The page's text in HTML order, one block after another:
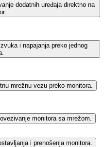
dodatnih uređaja direktno na
i napajanja preko jednog
mrežnu vezu preko monitora.
monitora sa mrežom.
i prenošenja monitora.